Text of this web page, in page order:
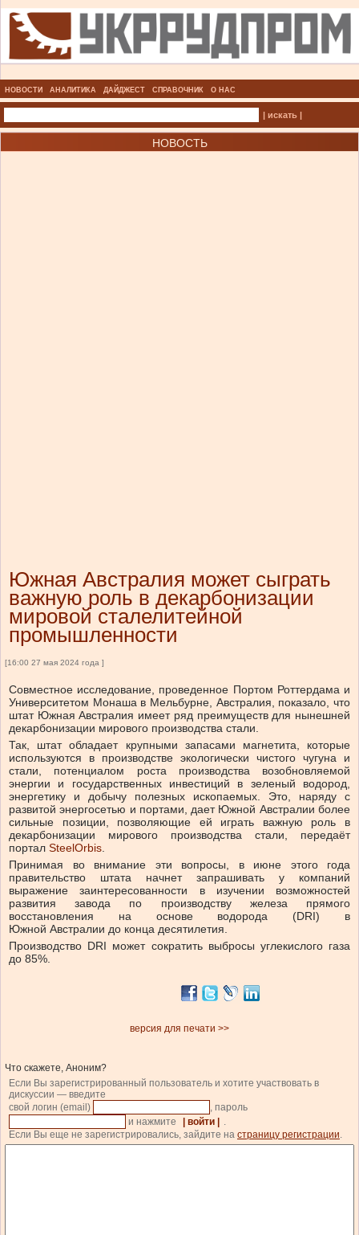
НОВОСТИ АНАЛИТИКА ДАЙДЖЕСТ СПРАВОЧНИК О НАС
| искать |
НОВОСТЬ
Южная Австралия может сыграть
важную роль в декарбонизации
мировой сталелитейной
промышленности
[16:00 27 мая 2024 года ]
Совместное исследование, проведенное Портом Роттердама и
Университетом Монаша в Мельбурне, Австралия, показало, что
штат Южная Австралия имеет ряд преимуществ для нынешней
декарбонизации мирового производства стали.
Так, штат обладает крупными запасами магнетита, которые
используются в производстве экологически чистого чугуна и
стали, потенциалом роста производства возобновляемой
энергии и государственных инвестиций в зеленый водород,
энергетику и добычу полезных ископаемых. Это, наряду с
развитой энергосетью и портами, дает Южной Австралии более
сильные позиции, позволяющие ей играть важную роль в
декарбонизации мирового производства стали, передаёт
портал SteelOrbis.
Принимая во внимание эти вопросы, в июне этого года
правительство штата начнет запрашивать у компаний
выражение заинтересованности в изучении возможностей
развития завода по производству железа прямого
восстановления на основе водорода (DRI) в
Южной Австралии до конца десятилетия.
Производство DRI может сократить выбросы углекислого газа
до 85%.
версия для печати >>
Что скажете, Аноним?
Если Вы зарегистрированный пользователь и хотите участвовать в
дискуссии — введите
свой логин (email)
, пароль
и нажмите
| войти |
.
Если Вы еще не зарегистрировались, зайдите на страницу регистрации.